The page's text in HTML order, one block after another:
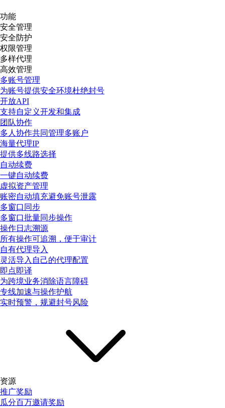
功能
安全管理
安全防护
权限管理
多样代理
高效管理
多账号管理
为账号提供安全环境杜绝封号
开放API
支持自定义开发和集成
团队协作
多人协作共同管理多账户
海量代理IP
提供多线路选择
自动续费
一键自动续费
虚拟资产管理
账密自动填充避免账号泄露
多窗口同步
多窗口批量同步操作
操作日志溯源
所有操作可追溯，便于审计
自有代理导入
灵活导入自己的代理配置
即点即译
为跨境业务消除语言障碍
专线加速与操作护航
实时预警，规避封号风险
资源
推广奖励
瓜分百万邀请奖励